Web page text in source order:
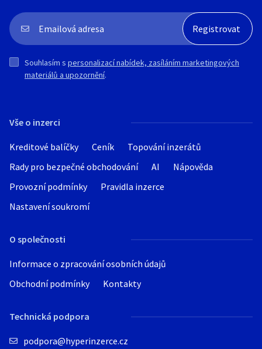
Vše o inzerci
Kreditové balíčky Ceník
Topování inzerátů
Rady pro bezpečné obchodování
AI
Nápověda
Provozní podmínky
Pravidla inzerce
Nastavení soukromí
O společnosti
Informace o zpracování osobních údajů
Obchodní podmínky
Kontakty
Technická podpora
podpora@hyperinzerce.cz
Souhlasím s personalizací nabídek, zasíláním marketingových
materiálů a upozornění.